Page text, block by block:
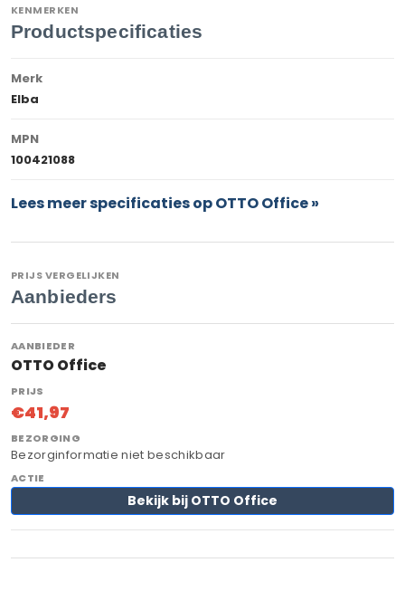
KENMERKEN
Productspecificaties
Merk
Elba
MPN
100421088
Lees meer specificaties op OTTO Office »
PRIJS VERGELIJKEN
Aanbieders
OTTO Office
€41,97
Bezorginformatie niet beschikbaar
Bekijk bij OTTO Office